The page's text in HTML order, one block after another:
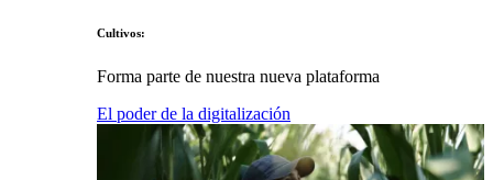
Cultivos:
Forma parte de nuestra nueva plataforma
El poder de la digitalización